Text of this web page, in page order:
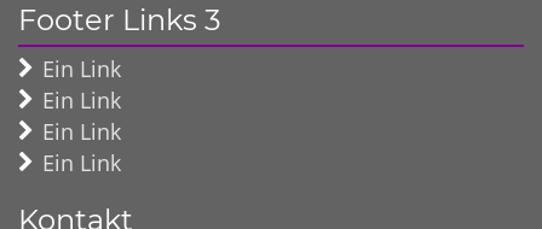
Footer Links 3
Ein Link
Ein Link
Ein Link
Ein Link
Kontakt